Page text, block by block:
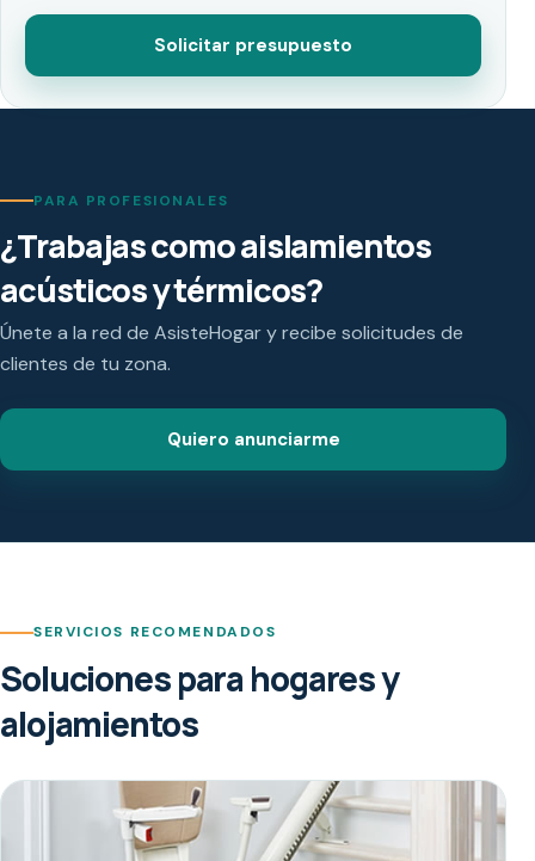
Solicitar presupuesto
PARA PROFESIONALES
¿Trabajas como aislamientos
acústicos y térmicos?
Únete a la red de AsisteHogar y recibe solicitudes de
clientes de tu zona.
Quiero anunciarme
SERVICIOS RECOMENDADOS
Soluciones para hogares y
alojamientos